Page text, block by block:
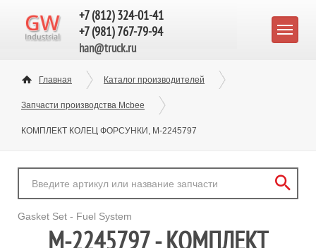
+7 (812) 324-01-41
+7 (981) 767-79-94
han@truck.ru
Главная Каталог производителей
Запчасти производства Mcbee
КОМПЛЕКТ КОЛЕЦ ФОРСУНКИ, M-2245797
Gasket Set - Fuel System
M-2245797 - КОМПЛЕКТ